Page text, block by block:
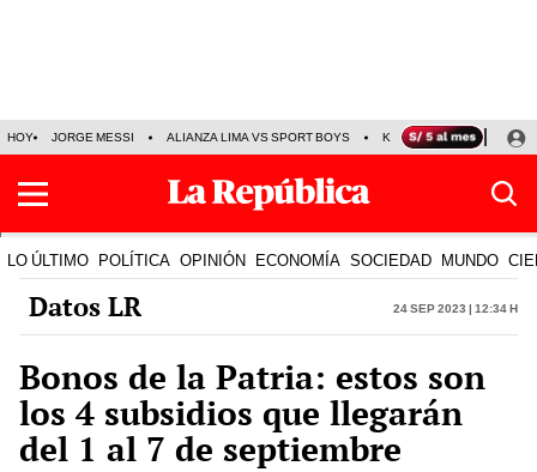
HOY JORGE MESSI ALIANZA LIMA VS SPORT BOYS KENJI FUJIMORI
LO ÚLTIMO POLÍTICA OPINIÓN ECONOMÍA SOCIEDAD MUNDO
Datos LR 24 Sep 2023 | 12:34 h
Bonos de la Patria: estos son
los 4 subsidios que llegarán
del 1 al 7 de septiembre